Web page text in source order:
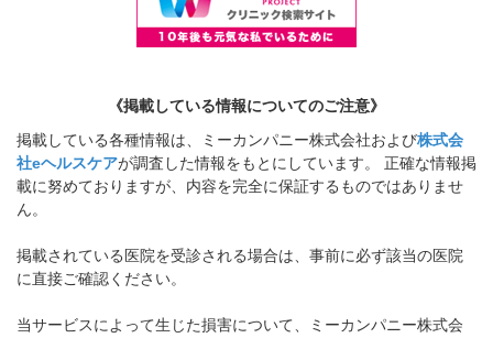
《掲載している情報についてのご注意》
掲載している各種情報は、ミーカンパニー株式会社および株式会
社eヘルスケアが調査した情報をもとにしています。 正確な情報掲
載に努めておりますが、内容を完全に保証するものではありませ
ん。
掲載されている医院を受診される場合は、事前に必ず該当の医院
に直接ご確認ください。
当サービスによって生じた損害について、ミーカンパニー株式会